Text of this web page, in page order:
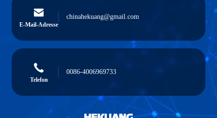
E-Mail-Adresse
chinahekuang@gmail.com
Telefon
0086-4006969733